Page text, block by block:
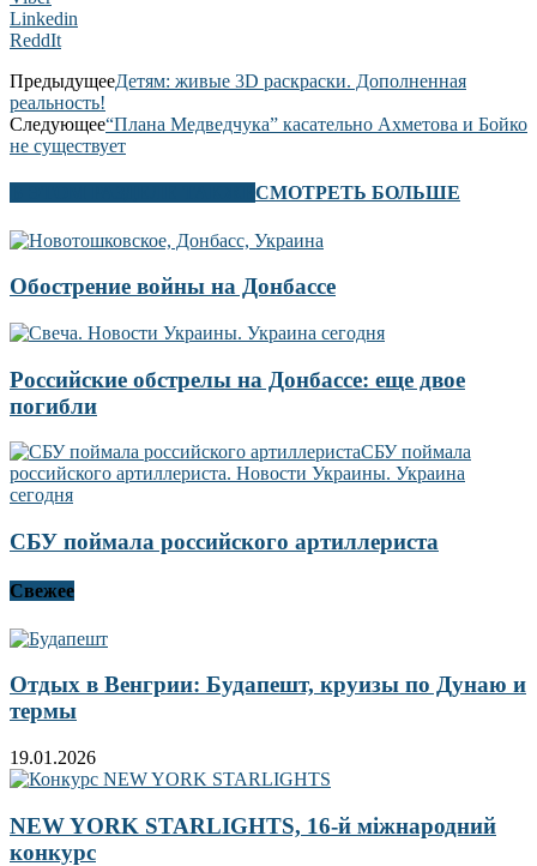
Linkedin
ReddIt
ПредыдущееДетям: живые 3D раскраски. Дополненная
реальность!
Следующее“Плана Медведчука” касательно Ахметова и Бойко
не существует
СМОТРЕТЬ БОЛЬШЕ
Обострение войны на Донбассе
Российские обстрелы на Донбассе: еще двое
погибли
СБУ поймала российского артиллериста
Свежее
Отдых в Венгрии: Будапешт, круизы по Дунаю и
термы
19.01.2026
NEW YORK STARLIGHTS, 16-й міжнародний
конкурс